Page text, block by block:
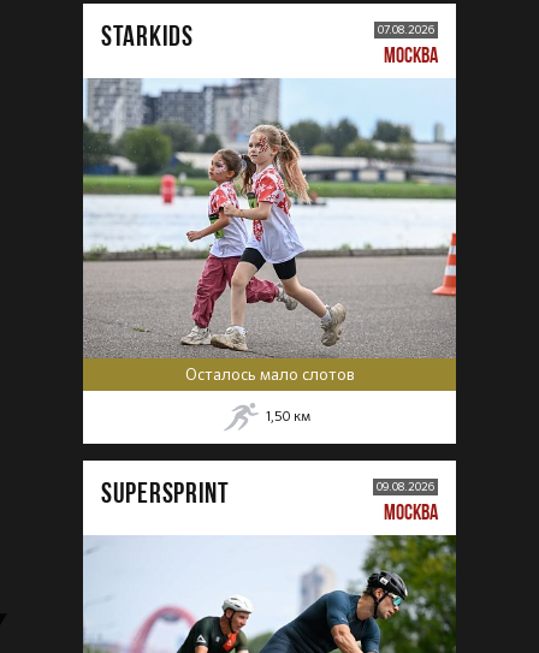
STARKIDS 07.08.2026
МОСКВА
Осталось мало слотов
1,50 км
SUPERSPRINT 09.08.2026
МОСКВА